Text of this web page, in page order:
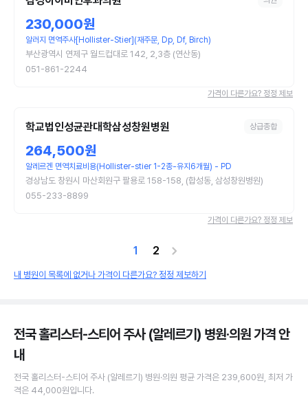
230,000원
알러지 면역주사[Hollister-Stier](재주문, Dp, Df, Birch)
부산광역시 연제구 월드컵대로 142, 2,3층 (연산동)
051-861-2244
가격이 다른가요? 정정 제보
학교법인성균관대학삼성창원병원 상급종합
264,500원
알레르겐 면역치료비용(Hollister-stier 1-2종-유지6개월) - PD
경상남도 창원시 마산회원구 팔용로 158-158, (합성동, 삼성창원병원)
055-233-8899
가격이 다른가요? 정정 제보
1 2
내 병원이 목록에 없거나 가격이 다른가요? 정정 제보하기
전국 홀리스터-스티어 주사 (알레르기) 병원·의원가격 안
내
전국 홀리스터-스티어 주사 (알레르기) 병원·의원 평균 가격은 239,600원 , 최저 가
격은 44,000원입니다.